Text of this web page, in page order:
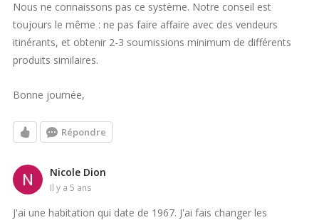
Nous ne connaissons pas ce système. Notre conseil est
toujours le même : ne pas faire affaire avec des vendeurs
itinérants, et obtenir 2-3 soumissions minimum de différents
produits similaires.
Bonne journée,
Répondre
Nicole Dion
il y a 5 ans
J'ai une habitation qui date de 1967. J'ai fais changer les